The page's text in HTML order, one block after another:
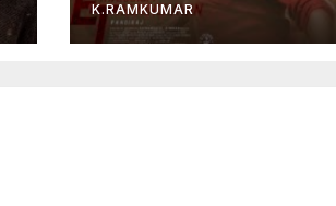
K.RAMKUMAR